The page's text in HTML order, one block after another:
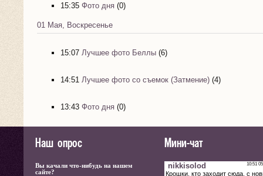
15:35 Фото дня (0)
01 Мая, Воскресенье
15:07 Лучшее фото Беллы (6)
14:51 Лучшее фото со съемок (Затмение) (4)
13:43 Фото дня (0)
Наш опрос
Вы качали что-нибудь на нашем
сайте?
Мини-чат